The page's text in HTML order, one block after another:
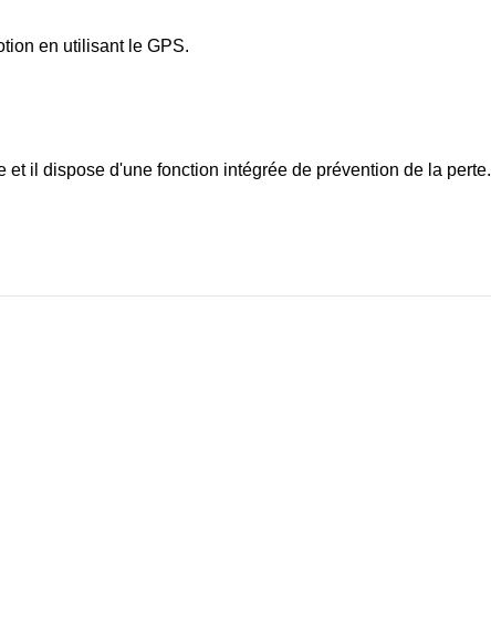
en utilisant le GPS.
il dispose d'une fonction intégrée de prévention de la perte.